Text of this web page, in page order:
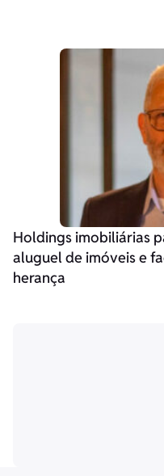
Holdings imobiliárias
aluguel de imóveis e
herança